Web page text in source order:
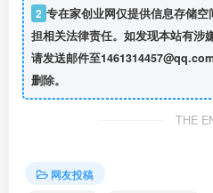
2 专在家创业网仅提供信息存储
担相关法律责任。如发现本站有涉
请发送邮件至
删除。
THE
网友投稿